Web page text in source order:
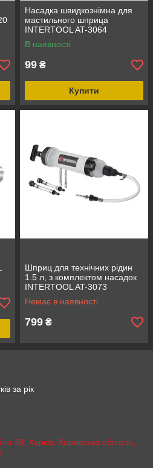
Насадка швидкознімна для
мастильного шприца
INTERTOOL AT-3064
В наявності
99 ₴
Купити
Шприц для технічних рідин
1.5 л, з комплектом насадок
INTERTOOL AT-3073
Немає в наявності
799 ₴
за рік
38, Харків, Харківська область,